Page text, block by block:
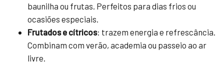
baunilha ou frutas. Perfeitos para dias frios ou
ocasiões especiais.
Frutados e cítricos: trazem energia e refrescância.
Combinam com verão, academia ou passeio ao ar
livre.